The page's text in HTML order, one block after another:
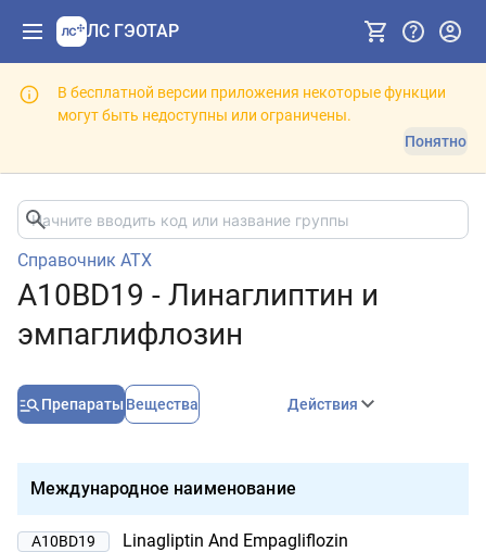
ЛС ГЭОТАР
В бесплатной версии приложения некоторые функции
могут быть недоступны или ограничены.
Понятно
Справочник АТХ
A10BD19 - Линаглиптин и
эмпаглифлозин
Препараты Вещества Действия
Международное наименование
A10BD19 Linagliptin And Empagliflozin